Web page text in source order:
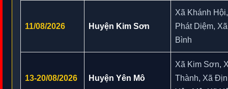
11/08/2026 Huyện Kim Sơn
Xã Khánh
Phát Diệm,
Bình
13-20/08/2026 Huyện Yên Mô
Xã Kim Sơn,
Thành, Xã